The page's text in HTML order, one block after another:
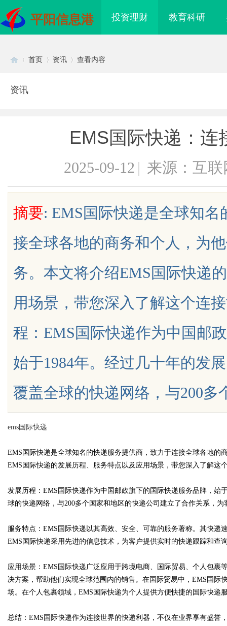
平阳信息港 投资理财 教育科研
uz
首页 资讯 查看内容
资讯
EMS国际快递：连
2025-09-12 | 来源：互联
摘要: EMS国际快递是全球知
接全球各地的商务和个人，为
务。本文将介绍EMS国际快递
用场景，带您深入了解这个连
程：EMS国际快递作为中国邮
始于1984年。经过几十年的发
覆盖全球的快递网络，与200多
ems国际快递
EMS国际快递是全球知名的快递服务提供商，致力于连接全球各地
EMS国际快递的发展历程、服务特点以及应用场景，带您深入了解这
发展历程：EMS国际快递作为中国邮政旗下的国际快递服务品牌，始
球的快递网络，与200多个国家和地区的快递公司建立了合作关系，
服务特点：EMS国际快递以其高效、安全、可靠的服务著称。其快
EMS国际快递采用先进的信息技术，为客户提供实时的快递跟踪和查
应用场景：EMS国际快递广泛应用于跨境电商、国际贸易、个人包
决方案，帮助他们实现全球范围内的销售。在国际贸易中，EMS国
场。在个人包裹领域，EMS国际快递为个人提供方便快捷的国际快递
总结：EMS国际快递作为连接世界的快递利器，不仅在业界享有盛
娱乐平台